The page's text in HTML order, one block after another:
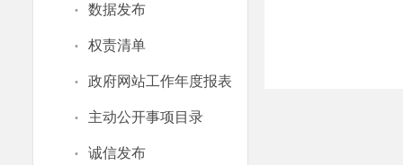
· 数据发布
· 权责清单
· 政府网站工作年度报表
· 主动公开事项目录
· 诚信发布